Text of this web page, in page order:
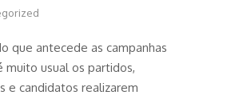
que antecede as campanhas
muito usual os partidos,
e candidatos realizarem